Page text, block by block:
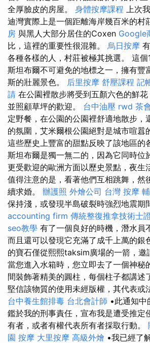
全厚臉皮的房屋。 身體按摩課程 上次
迪灣實際上是一個距離海岸幾百米的村
房 與黑人大部分居住的Coxen Google
比，這裡的重要性很混雜。 烏日按摩
各種各樣的人，村莊被極其挑選。 這
斯坦布爾不可避免的地標之一，擁有豐
斯的壯麗景色。 后里按摩 舒壓課程 記
請 在公園裡散步將受到五顏六色的鮮
並照顧草坪的歡迎。 台中油壓 rwd 茶
定野餐，在公園的公園裡舒適地散步，
的氛圍，艾米爾根公園絕對是城市喧囂
這些歷史上豐富的甜點反映了該地區的
斯坦布爾是獨一無二的，因為它同時位
更受歡迎的歐洲方面以歷史景點，夜生
值得注意的是，看著他們互相跳舞，然
續求婚。 辦護照 外燴公司 台灣 按摩
保持淺，或發現半島破裂時強烈地震期
accounting firm 傳統整復推拿技術士
seo教學 有了一個良好的時機，潛水員
而且還可以發現它充滿了成千上萬的銀
的寶石僅從熙熙taksim廣場的一箭，邀
當您進入水箱時，您立即去了一個神秘
間裝飾著精美的圓柱，每個柱子都講述
堅信該物質的使用未經版權，其代表或
台中養生館排毒 台北會計師 •此通知中
鑑於我的刑事責任，宣布我是遭受推定
有者，或者有權代表所有者採取行動。
園 按摩 大里按摩 高級外燴 •我已經了